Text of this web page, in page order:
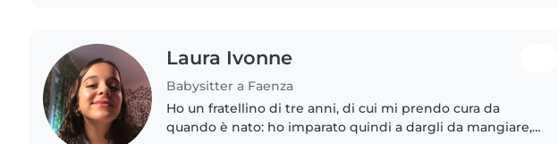
Laura Ivonne
Babysitter a Faenza
Ho un fratellino di tre anni, di cui mi prendo cura da
quando è nato: ho imparato quindi a dargli da mangiare,